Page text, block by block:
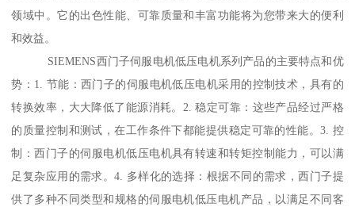
领域中。它的出色性能、可靠质量和丰富功能将为您带来大的便利
和效益。
SIEMENS西门子伺服电机低压电机系列产品的主要特点和优
势：1. 节能：西门子的伺服电机低压电机采用的控制技术，具有的
转换效率，大大降低了能源消耗。2. 稳定可靠：这些产品经过严格
的质量控制和测试，在工作条件下都能提供稳定可靠的性能。3. 控
制：西门子的伺服电机低压电机具有转速和转矩控制能力，可以满
足复杂应用的需求。4. 多样化的选择：根据不同的需求，西门子提
供了多种不同类型和规格的伺服电机低压电机产品，以满足不同客